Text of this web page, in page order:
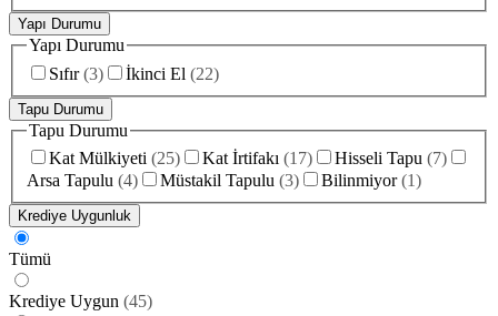
Yapı Durumu
Yapı Durumu
Sıfır (3) İkinci El (22)
Tapu Durumu
Tapu Durumu
Kat Mülkiyeti (25) Kat İrtifakı (17) Hisseli Tapu (7)
Arsa Tapulu (4) Müstakil Tapulu (3) Bilinmiyor (1)
Krediye Uygunluk
Tümü
Krediye Uygun (45)